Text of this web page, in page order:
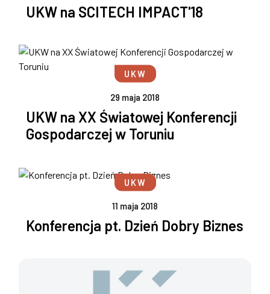
UKW na SCITECH IMPACT'18
UKW
29 maja 2018
UKW na XX Światowej Konferencji
Gospodarczej w Toruniu
UKW
11 maja 2018
Konferencja pt. Dzień Dobry Biznes